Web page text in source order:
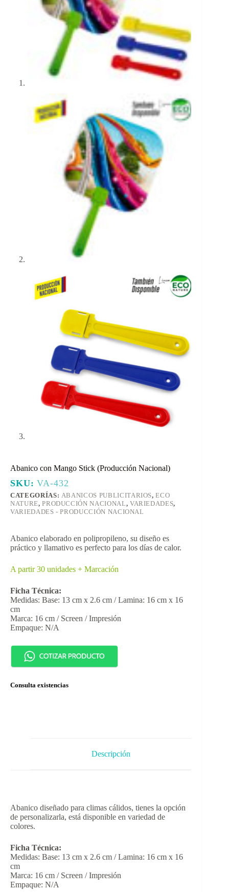
Abanico con Mango Stick (Producción Nacional)
SKU:VA-432
CATEGORÍAS: ABANICOS PUBLICITARIOS,ECO
NATURE,PRODUCCIÓN NACIONAL, VARIEDADES,
VARIEDADES - PRODUCCIÓN NACIONAL
Abanico elaborado en polipropileno, su diseño es
práctico y llamativo es perfecto para los días de calor.
A partir 30 unidades + Marcación
Ficha Técnica:
Medidas: Base: 13 cm x 2.6 cm / Lamina: 16 cm x 16
cm
Marca: 16 cm / Screen / Impresión
Empaque: N/A
Consulta existencias
Descripción
Abanico diseñado para climas cálidos, tienes la opción
de personalizarla, está disponible en variedad de
colores.
Ficha Técnica:
Medidas: Base: 13 cm x 2.6 cm / Lamina: 16 cm x 16
cm
Marca: 16 cm / Screen / Impresión
Empaque: N/A